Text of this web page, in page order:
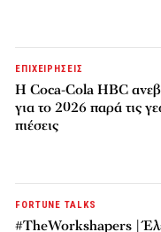
ΕΠΙΧΕΙΡΗΣΕΙΣ
Η Coca-Cola HBC
για το 2026 παρά τις
πιέσεις
FORTUNE TALKS
#TheWorkshapers |